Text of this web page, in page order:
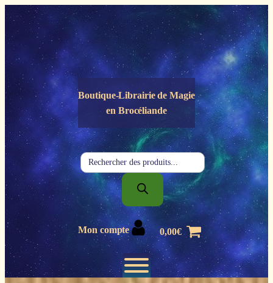
Panneau de gestion des cookies
Boutique-Librairie deMagie
en Brocéliande
Recherche
de
produits
Mon compte 0,00€